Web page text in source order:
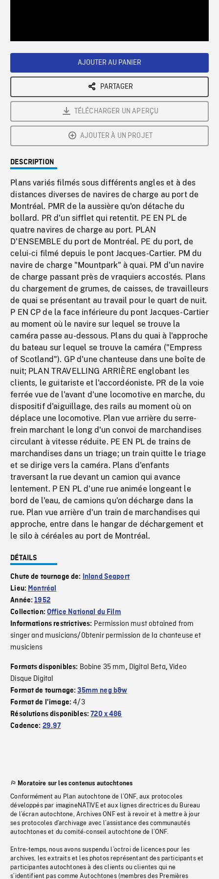
AJOUTER AU PANIER
PARTAGER
TÉLÉCHARGER UN APERÇU
AJOUTER À UN PROJET
DESCRIPTION
Plans variés filmés sous différents angles et à des
distances diverses de navires de charge au port de
Montréal. PMR de la aussière qu'on détache du
bollard. PR d'un sifflet qui retentit. PE EN PL de
quatre navires de charge au port. PLAN
D'ENSEMBLE du port de Montréal. PE du port, de
celui-ci filmé depuis le pont Jacques-Cartier. PM du
navire de charge "Mountpark" à quai. PM d'un navire
de charge passant près de vraquiers accostés. Plans
du chargement de grumes, de caisses, de travailleurs
de quai se présentant au travail pour le quart de nuit.
P EN CP de la face inférieure du pont Jacques-Cartier
au moment où le navire sur lequel se trouve la
caméra passe au-dessous. Plans du quai à l'approche
du bateau sur lequel se trouve la caméra ("Empress
of Scotland"). GP d'une chanteuse dans une boîte de
nuit; PLAN TRAVELLING ARRIÈRE englobant les
clients, le guitariste et l'accordéoniste. PR de la voie
ferrée vue de l'avant d'une locomotive en marche, du
dispositif d'aiguillage, des rails au moment où on
déplace une locomotive. Plan vue arrière du serre-
frein marchant le long d'un convoi de marchandises
circulant à vitesse réduite. PE EN PL de trains de
marchandises dans un triage; un train quitte le triage
et se dirige vers la caméra. Plans d'enfants
traversant la rue devant un camion qui avance
lentement. P EN PL d'une rue animée longeant le
bord de l'eau, de camions qu'on décharge dans la
rue. Plan vue arrière d'un train de marchandises qui
approche, entre dans le hangar de déchargement et
le silo à céréales au port de Montréal.
DÉTAILS
Chute de tournage de:
Inland Seaport
Lieu: Montréal
Année:1952
Collection:Office National du Film
Informations restrictives: Permission must obtained from
singer and musicians/Obtenir permission de la chanteuse et
musiciens
Formats disponibles: Bobine 35 mm, Digital Beta,Video
Disque Digital
Format de tournage:35mm neg b&w
Format de l'image:4/3
Résolutions disponibles:720 x 486
Cadence: 29.97
Moratoire sur les contenus autochtones
Conformément au Plan autochtone de l’ONF, aux protocoles
développés par imagineNATIVE et aux lignes directrices du Bureau
de l’écran autochtone, Archives ONF est à revoir et à mettre à jour
ses protocoles d’archivage avec l’assistance des communautés
autochtones et du comité-conseil autochtone de l’ONF.
Entre-temps, nous avons suspendu l’octroi de licences pour les
archives, les extraits et les photos représentant des participants et
participantes autochtones à des clients ou clientes qui ne
s’identifient pas comme Autochtones (membres des Premières